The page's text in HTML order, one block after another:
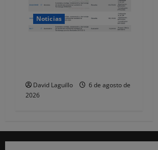
Noticias
David Laguillo
6 de agosto de
2026